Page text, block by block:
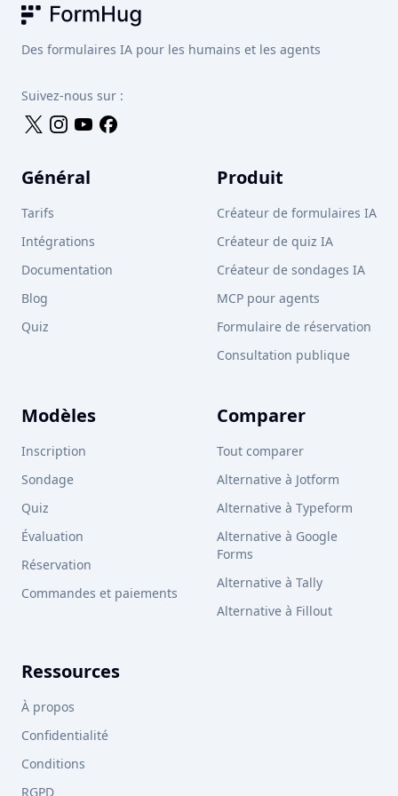
Des formulaires IA pour les humains et les agents
Suivez-nous sur :
Général
Tarifs
Intégrations
Documentation
Blog
Quiz
Produit
Créateur de formulaires IA
Créateur de quiz IA
Créateur de sondages IA
MCP pour agents
Formulaire de réservation
Consultation publique
Modèles
Inscription
Sondage
Quiz
Évaluation
Réservation
Commandes et paiements
Comparer
Tout comparer
Alternative à Jotform
Alternative à Typeform
Alternative à Google
Forms
Alternative à Tally
Alternative à Fillout
Ressources
À propos
Confidentialité
Conditions
RGPD